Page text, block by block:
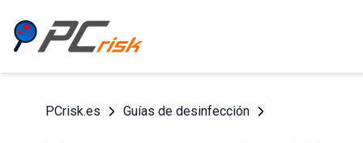
PCrisk.es Guías de desinfección